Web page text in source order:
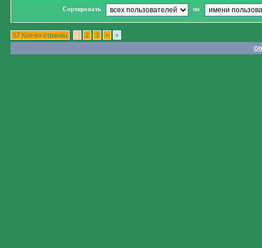
Сортировать по
57 Кол-во страниц 1 2 3 > »